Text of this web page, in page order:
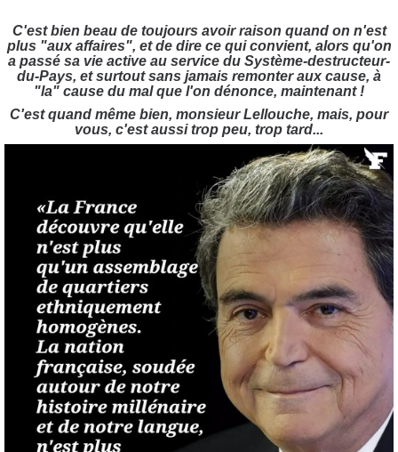
C'est bien beau de toujours avoir raison quand on n'est
plus "aux affaires", et de dire ce qui convient, alors qu'on
a passé sa vie active au service du Système-destructeur-
du-Pays, et surtout sans jamais remonter aux cause, à
"la" cause du mal que l'on dénonce, maintenant !
C'est quand même bien, monsieur Lellouche, mais, pour
vous, c'est aussi trop peu, trop tard...